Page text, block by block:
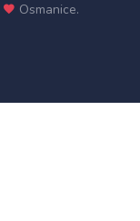
Osmanice.